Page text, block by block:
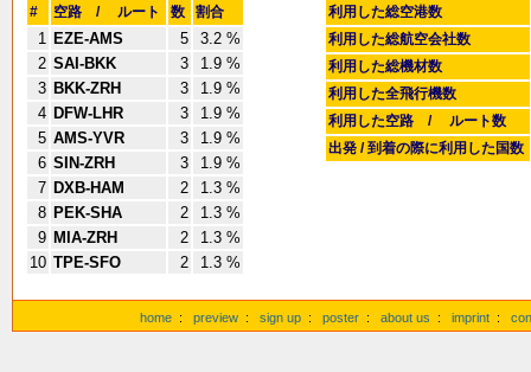
# 空路 / ルート 数 割合
1 EZE-AMS 5
3.2 %
2 SAI-BKK 3
1.9 %
3 BKK-ZRH 3
1.9 %
4 DFW-LHR 3
1.9 %
5 AMS-YVR 3
1.9 %
6 SIN-ZRH 3
1.9 %
7 DXB-HAM 2
1.3 %
8 PEK-SHA 2
1.3 %
9 MIA-ZRH 2
1.3 %
10 TPE-SFO 2 1.3 %
利用した総空港数
利用した総航空会社数
利用した総機材数
利用した全飛行機数
利用した空路 / ルート数
出発 / 到着の際に利用した国数
home : preview : sign up : poster : about us : imprint :